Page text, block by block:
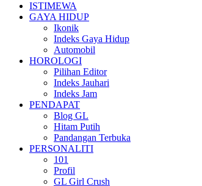
ISTIMEWA
GAYA HIDUP
Ikonik
Indeks Gaya Hidup
Automobil
HOROLOGI
Pilihan Editor
Indeks Jauhari
Indeks Jam
PENDAPAT
Blog GL
Hitam Putih
Pandangan Terbuka
PERSONALITI
101
Profil
GL Girl Crush